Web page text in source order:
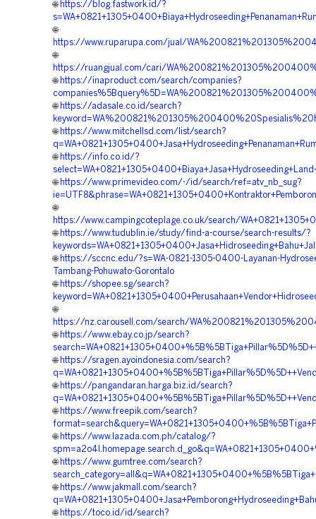
🌐 https://blog.fastwork.id/?
🌐
https://www.ruparupa.com/jual/
🌐
https://ruangjual.com/cari/
🌐 https://inaproduct.com/search/companies?
🌐 https://adasale.co.id/search?
🌐 https://www.mitchellsd.com/list/search?
🌐 https://info.co.id/?
🌐 https://www.primevideo.com/-/id/search/ref=atv_nb_sug?
🌐
https://www.campingcoteplage.co.uk/search/
🌐 https://www.tudublin.ie/study/find-a-course/search-results/?
🌐 https://sccnc.edu/?s=WA-0821-1305-0400-Layanan-
Tambang-Pohuwato-Gorontalo
🌐 https://shopee.sg/search?
🌐
https://nz.carousell.com/search/
🌐 https://www.ebay.co.jp/search?
🌐 https://sragen.ayoindonesia.com/search?
🌐 https://pangandaran.harga.biz.id/search?
🌐 https://www.freepik.com/search?
🌐 https://www.lazada.com.ph/catalog/?
🌐 https://www.gumtree.com/search?
🌐 https://www.jakmall.com/search?
🌐 https://toco.id/id/search?